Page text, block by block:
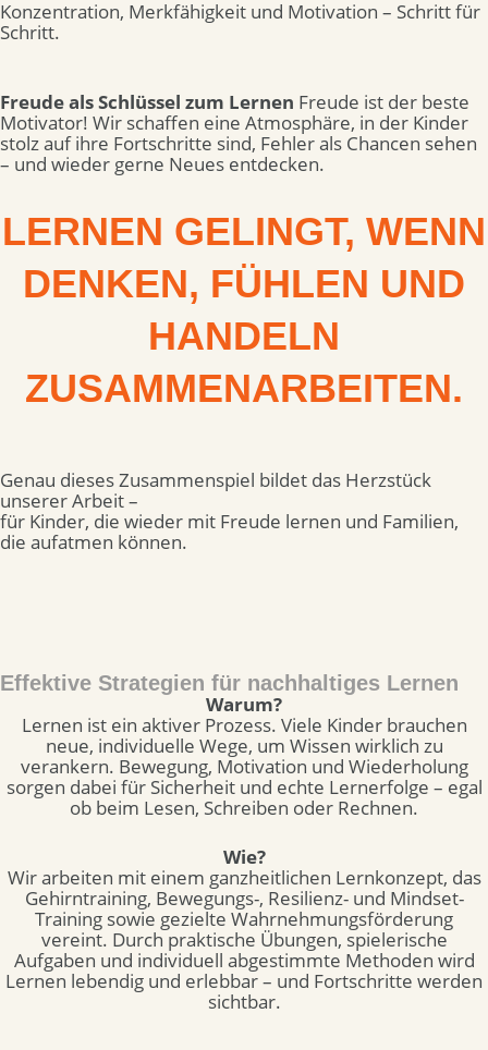
Konzentration, Merkfähigkeit und Motivation – Schritt für
Schritt.
Freude als Schlüssel zum Lernen Freude ist der beste
Motivator! Wir schaffen eine Atmosphäre, in der Kinder
stolz auf ihre Fortschritte sind, Fehler als Chancen sehen
– und wieder gerne Neues entdecken.
LERNEN GELINGT, WENN
DENKEN, FÜHLEN UND
HANDELN
ZUSAMMENARBEITEN.
Genau dieses Zusammenspiel bildet das Herzstück
unserer Arbeit –
für Kinder, die wieder mit Freude lernen und Familien,
die aufatmen können.
Effektive Strategien für nachhaltiges Lernen
Warum?
Lernen ist ein aktiver Prozess. Viele Kinder brauchen
neue, individuelle Wege, um Wissen wirklich zu
verankern. Bewegung, Motivation und Wiederholung
sorgen dabei für Sicherheit und echte Lernerfolge – egal
ob beim Lesen, Schreiben oder Rechnen.
Wie?
Wir arbeiten mit einem ganzheitlichen Lernkonzept, das
Gehirntraining, Bewegungs-, Resilienz- und Mindset-
Training sowie gezielte Wahrnehmungsförderung
vereint. Durch praktische Übungen, spielerische
Aufgaben und individuell abgestimmte Methoden wird
Lernen lebendig und erlebbar – und Fortschritte werden
sichtbar.